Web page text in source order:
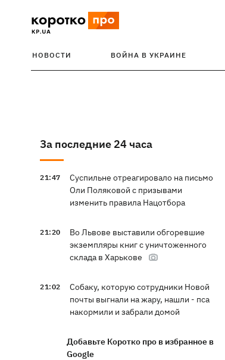
НОВОСТИ ВОЙНА В УКРАИНЕ
За последние 24 часа
21:47
Суспильне отреагировало на письмо
Оли Поляковой с призывами
изменить правила Нацотбора
21:20
Во Львове выставили обгоревшие
экземпляры книг с уничтоженного
склада в Харькове
21:02
Собаку, которую сотрудники Новой
почты выгнали на жару, нашли - пса
накормили и забрали домой
Добавьте Коротко про в избранное в
Google